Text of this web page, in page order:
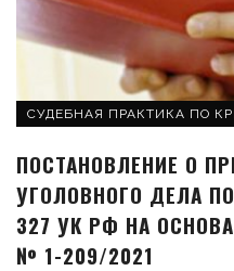
СУДЕБНАЯ ПРАКТИКА ПО
ПОСТАНОВЛЕНИЕ О
УГОЛОВНОГО ДЕЛА
327 УК РФ НА
№ 1-209/2021